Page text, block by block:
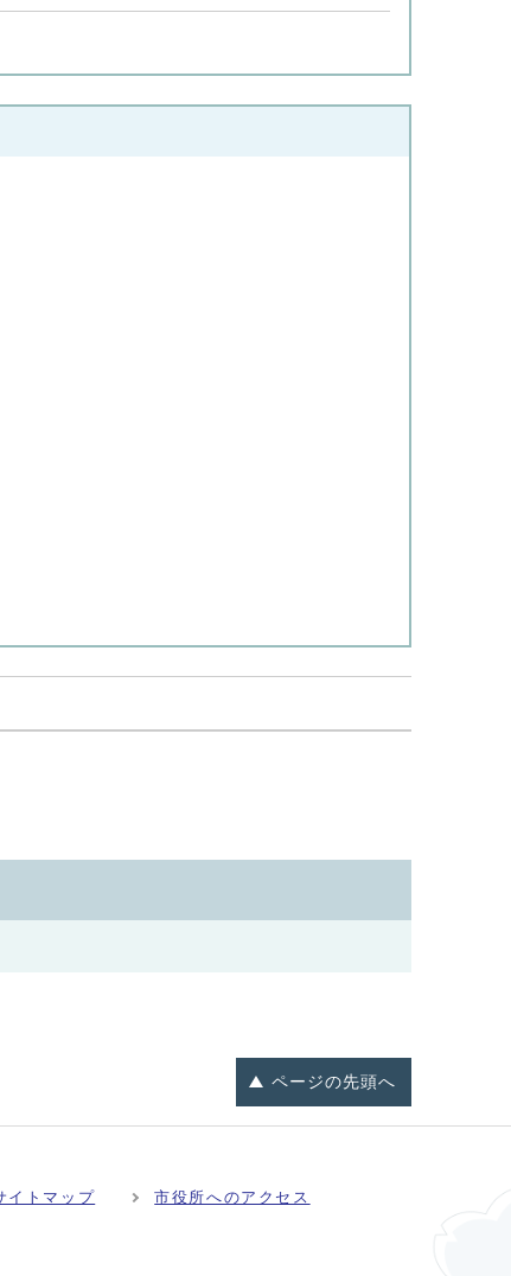
ページの先頭へ
イトマップ 市役所へのアクセス